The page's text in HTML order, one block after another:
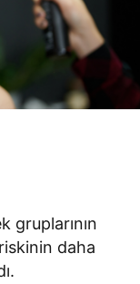
gruplarının
daha